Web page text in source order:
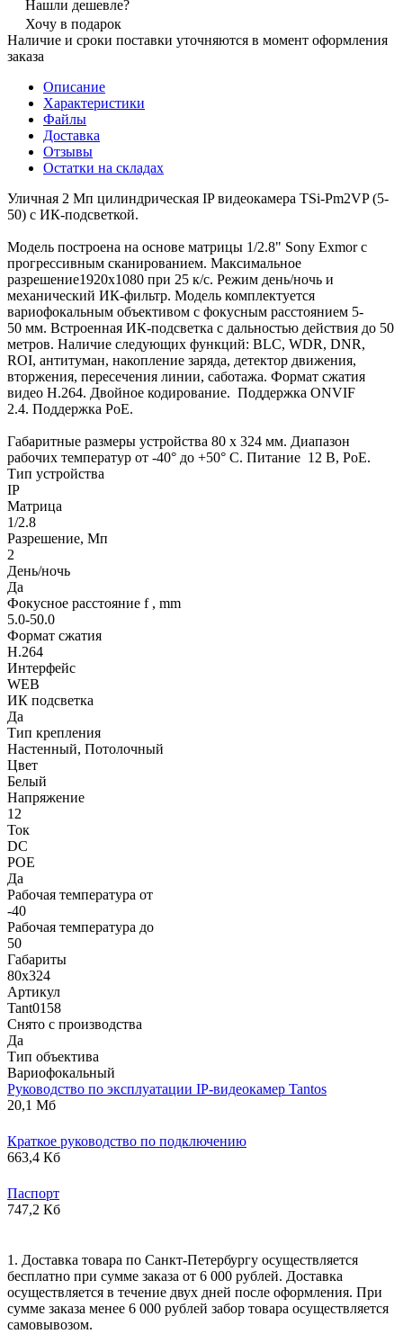
Нашли дешевле?
Хочу в подарок
Наличие и сроки поставки уточняются в момент оформления
заказа
Описание
Характеристики
Файлы
Доставка
Отзывы
Остатки на складах
Уличная 2 Мп цилиндрическая IP видеокамера TSi-Pm2VP (5-
50) с ИК-подсветкой.
Модель построена на основе матрицы 1/2.8" Sony Exmor с
прогрессивным сканированием. Максимальное
разрешение1920х1080 при 25 к/с. Режим день/ночь и
механический ИК-фильтр. Модель комплектуется
вариофокальным объективом с фокусным расстоянием 5-
50 мм. Встроенная ИК-подсветка с дальностью действия до 50
метров. Наличие следующих функций: BLC, WDR, DNR,
ROI, антитуман, накопление заряда, детектор движения,
вторжения, пересечения линии, саботажа. Формат сжатия
видео H.264. Двойное кодирование. Поддержка ONVIF
2.4. Поддержка РоЕ.
Габаритные размеры устройства 80 х 324 мм. Диапазон
рабочих температур от -40° до +50° С. Питание 12 В, PoE.
Тип устройства
IP
Матрица
1/2.8
Разрешение, Мп
2
День/ночь
Да
Фокусное расстояние f , mm
5.0-50.0
Формат сжатия
H.264
Интерфейс
WEB
ИК подсветка
Да
Тип крепления
Настенный, Потолочный
Цвет
Белый
Напряжение
12
Ток
DC
POE
Да
Рабочая температура от
-40
Рабочая температура до
50
Габариты
80х324
Артикул
Tant0158
Снято с производства
Да
Тип объектива
Вариофокальный
Руководство по эксплуатации IP-видеокамер Tantos
20,1 Мб
Краткое руководство по подключению
663,4 Кб
Паспорт
747,2 Кб
1. Доставка товара по Санкт-Петербургу осуществляется
бесплатно при сумме заказа от 6 000 рублей. Доставка
осуществляется в течение двух дней после оформления. При
сумме заказа менее 6 000 рублей забор товара осуществляется
самовывозом.